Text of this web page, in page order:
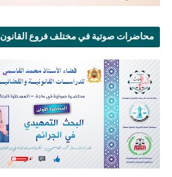
محاضرات صوتية في مختلف فروع القانون